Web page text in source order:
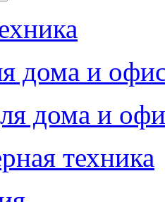
дома и
дома и
техника